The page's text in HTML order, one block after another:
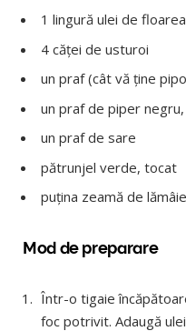
1 lingură ulei de
4 căței de usturoi
un praf (cât vă ține
un praf de piper
un praf de sare
pătrunjel verde, tocat
puțina zeamă de lămâie
Mod de preparare
Într-o tigaie
foc potrivit. Adaugă